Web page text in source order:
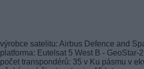
výrobce satelitu: Airbus Defence and
platforma: Eutelsat 5 West B - GeoStar-
počet transpondérů: 35 v Ku pásmu v